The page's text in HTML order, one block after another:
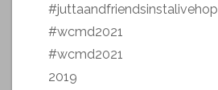
#juttaandfriendsinstalivehop
#wcmd2021
#wcmd2021
2019